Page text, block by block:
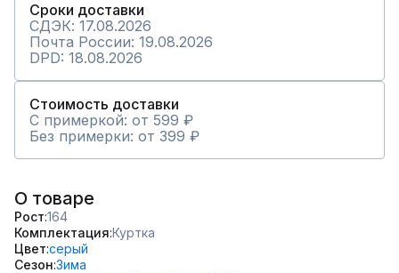
Сроки доставки
СДЭК: 17.08.2026
Почта России: 19.08.2026
DPD: 18.08.2026
Стоимость доставки
С примеркой: от 599 ₽
Без примерки: от 399 ₽
О товаре
Рост 164
Комплектация Куртка
Цвет серый
Сезон Зима